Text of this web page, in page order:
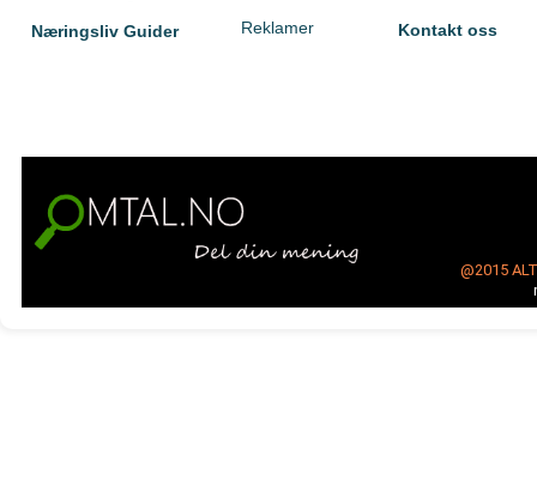
Næringsliv Guider Reklamer Kontakt oss
@2015